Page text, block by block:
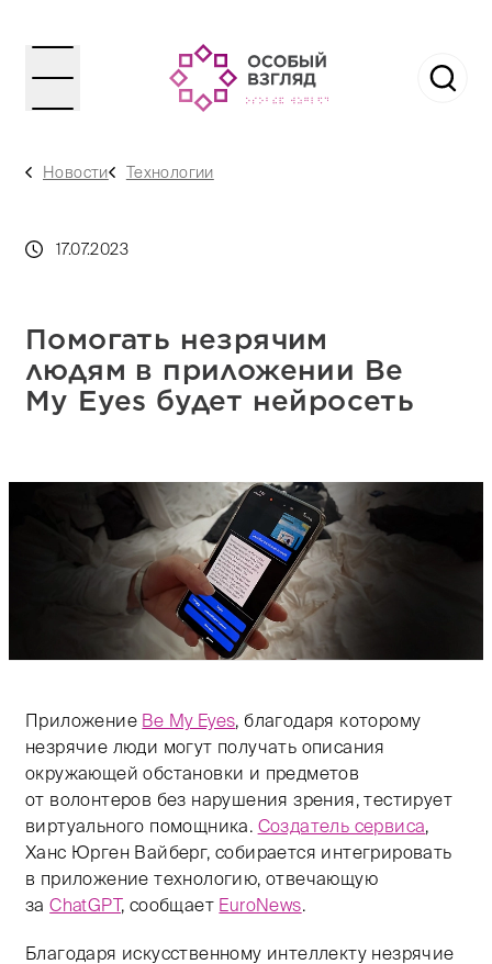
Новости Технологии
17.07.2023
Помогать незрячим
людям в приложении Be
My Eyes будет нейросеть
Приложение Be My Eyes, благодаря которому
незрячие люди могут получать описания
окружающей обстановки и предметов
от волонтеров без нарушения зрения, тестирует
виртуального помощника. Создатель сервиса,
Ханс Юрген Вайберг, собирается интегрировать
в приложение технологию, отвечающую
заChatGPT, сообщает EuroNews.
Благодаря искусственному интеллекту незрячие